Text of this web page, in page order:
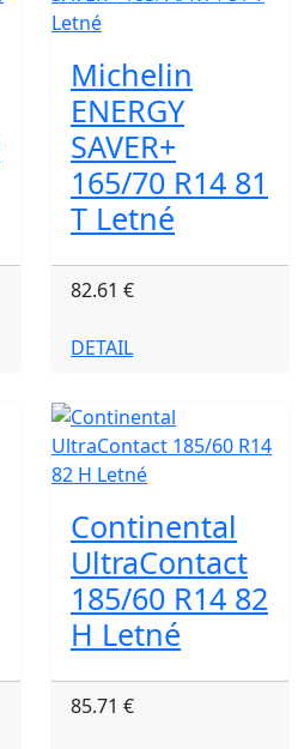
Michelin
ENERGY
SAVER+
165/70 R14 81
T Letné
82.61 €
DETAIL
Continental
UltraContact
185/60 R14 82
H Letné
85.71 €